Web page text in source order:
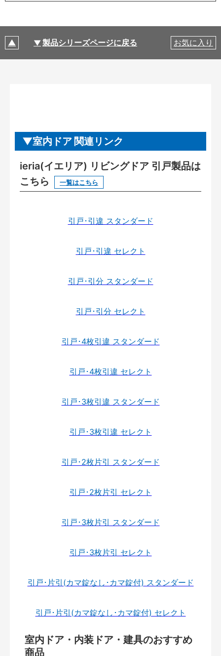
製品シリーズページに戻る お気に入り
室内ドア 関連リンク
ieria(イエリア) リビングドア 引戸製品は
こちら
一覧はこちら
引戸･引違 スタンダード
引戸･引違 セレクト
引戸･引分 スタンダード
引戸･引分 セレクト
引戸･4枚引違 スタンダード
引戸･4枚引違 セレクト
引戸･3枚引違 スタンダード
引戸･3枚引違 セレクト
引戸･2枚片引 スタンダード
引戸･2枚片引 セレクト
引戸･3枚片引 スタンダード
引戸･3枚片引 セレクト
引戸･片引(カマ錠なし･カマ錠付) スタンダード
引戸･片引(カマ錠なし･カマ錠付) セレクト
室内ドア・内装ドア・建具のおすすめ
商品